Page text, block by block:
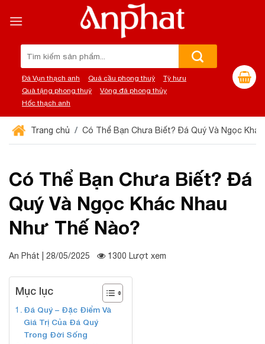
đến
Đá Vụn thạch anh Quả cầu phong thuỷ
Tỳ hưu
Quà tặng phong thuỷ
Vòng đá phong thủy
Hốc thạch anh
Trang chủ Có Thể Bạn Chưa Biết? Đá Quý Và Ngọc
Có Thể Bạn Chưa Biết? Đá
Quý Và Ngọc Khác Nhau
Như Thế Nào?
An Phát | 28/05/2025 1300 Lượt xem
Mục lục
Đá Quý – Đặc Điểm Và
Giá Trị Của Đá Quý
Trong Đời Sống